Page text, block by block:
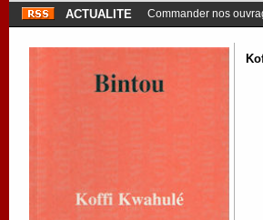
ACTUALITE Commander nos